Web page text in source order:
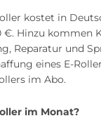
kostet in
€. Hinzu kommen
Reparatur und
eines E-
im Abo.
im Monat?